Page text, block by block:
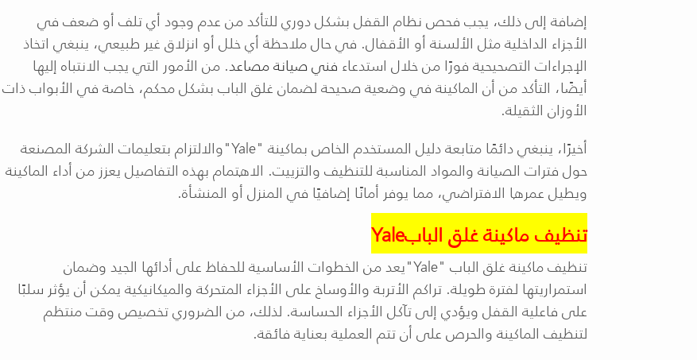
إضافة إلى ذلك، يجب فحص نظام القفل بشكل دوري للتأكد من عدم وجود أي تلف أو ضعف في
الأجزاء الداخلية مثل الألسنة أو الأقفال. في حال ملاحظة أي خلل أو انزلاق غير طبيعي، ينبغي اتخاذ
الإجراءات التصحيحية فورًا من خلال استدعاء فني صيانة مصاعد. من الأمور التي يجب الانتباه إليها
أيضًا، التأكد من أن الماكينة في وضعية صحيحة لضمان غلق الباب بشكل محكم، خاصة في الأبواب ذات
الأوزان الثقيلة.
أخيرًا، ينبغي دائمًا متابعة دليل المستخدم الخاص بماكينة "Yale"والالتزام بتعليمات الشركة المصنعة
حول فترات الصيانة والمواد المناسبة للتنظيف والتزييت. الاهتمام بهذه التفاصيل يعزز من أداء الماكينة
ويطيل عمرها الافتراضي، مما يوفر أمانًا إضافيًا في المنزل أو المنشأة.
تنظيف ماكينة غلق البابYale
تنظيف ماكينة غلق الباب "Yale"يعد من الخطوات الأساسية للحفاظ على أدائها الجيد وضمان
استمراريتها لفترة طويلة. تراكم الأتربة والأوساخ على الأجزاء المتحركة والميكانيكية يمكن أن يؤثر سلبًا
على فاعلية القفل ويؤدي إلى تآكل الأجزاء الحساسة. لذلك، من الضروري تخصيص وقت منتظم
لتنظيف الماكينة والحرص على أن تتم العملية بعناية فائقة.